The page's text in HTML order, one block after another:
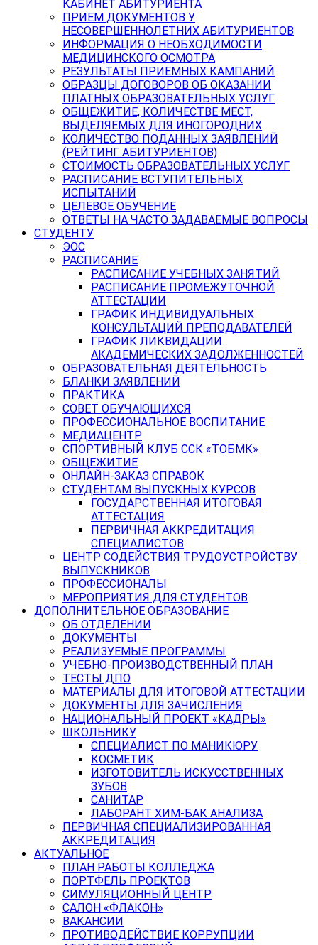
КАБИНЕТ АБИТУРИЕНТА
ПРИЕМ ДОКУМЕНТОВ У
НЕСОВЕРШЕННОЛЕТНИХ АБИТУРИЕНТОВ
ИНФОРМАЦИЯ О НЕОБХОДИМОСТИ
МЕДИЦИНСКОГО ОСМОТРА
РЕЗУЛЬТАТЫ ПРИЕМНЫХ КАМПАНИЙ
ОБРАЗЦЫ ДОГОВОРОВ ОБ ОКАЗАНИИ
ПЛАТНЫХ ОБРАЗОВАТЕЛЬНЫХ УСЛУГ
ОБЩЕЖИТИЕ, КОЛИЧЕСТВЕ МЕСТ,
ВЫДЕЛЯЕМЫХ ДЛЯ ИНОГОРОДНИХ
КОЛИЧЕСТВО ПОДАННЫХ ЗАЯВЛЕНИЙ
(РЕЙТИНГ АБИТУРИЕНТОВ)
СТОИМОСТЬ ОБРАЗОВАТЕЛЬНЫХ УСЛУГ
РАСПИСАНИЕ ВСТУПИТЕЛЬНЫХ
ИСПЫТАНИЙ
ЦЕЛЕВОЕ ОБУЧЕНИЕ
ОТВЕТЫ НА ЧАСТО ЗАДАВАЕМЫЕ ВОПРОСЫ
СТУДЕНТУ
ЭОС
РАСПИСАНИЕ
РАСПИСАНИЕ УЧЕБНЫХ ЗАНЯТИЙ
РАСПИСАНИЕ ПРОМЕЖУТОЧНОЙ
АТТЕСТАЦИИ
ГРАФИК ИНДИВИДУАЛЬНЫХ
КОНСУЛЬТАЦИЙ ПРЕПОДАВАТЕЛЕЙ
ГРАФИК ЛИКВИДАЦИИ
АКАДЕМИЧЕСКИХ ЗАДОЛЖЕННОСТЕЙ
ОБРАЗОВАТЕЛЬНАЯ ДЕЯТЕЛЬНОСТЬ
БЛАНКИ ЗАЯВЛЕНИЙ
ПРАКТИКА
СОВЕТ ОБУЧАЮЩИХСЯ
ПРОФЕССИОНАЛЬНОЕ ВОСПИТАНИЕ
МЕДИАЦЕНТР
СПОРТИВНЫЙ КЛУБ ССК «ТОБМК»
ОБЩЕЖИТИЕ
ОНЛАЙН-ЗАКАЗ СПРАВОК
СТУДЕНТАМ ВЫПУСКНЫХ КУРСОВ
ГОСУДАРСТВЕННАЯ ИТОГОВАЯ
АТТЕСТАЦИЯ
ПЕРВИЧНАЯ АККРЕДИТАЦИЯ
СПЕЦИАЛИСТОВ
ЦЕНТР СОДЕЙСТВИЯ ТРУДОУСТРОЙСТВУ
ВЫПУСКНИКОВ
ПРОФЕССИОНАЛЫ
МЕРОПРИЯТИЯ ДЛЯ СТУДЕНТОВ
ДОПОЛНИТЕЛЬНОЕ ОБРАЗОВАНИЕ
ОБ ОТДЕЛЕНИИ
ДОКУМЕНТЫ
РЕАЛИЗУЕМЫЕ ПРОГРАММЫ
УЧЕБНО-ПРОИЗВОДСТВЕННЫЙ ПЛАН
ТЕСТЫ ДПО
МАТЕРИАЛЫ ДЛЯ ИТОГОВОЙ АТТЕСТАЦИИ
ДОКУМЕНТЫ ДЛЯ ЗАЧИСЛЕНИЯ
НАЦИОНАЛЬНЫЙ ПРОЕКТ «КАДРЫ»
ШКОЛЬНИКУ
СПЕЦИАЛИСТ ПО МАНИКЮРУ
КОСМЕТИК
ИЗГОТОВИТЕЛЬ ИСКУССТВЕННЫХ
ЗУБОВ
САНИТАР
ЛАБОРАНТ ХИМ-БАК АНАЛИЗА
ПЕРВИЧНАЯ СПЕЦИАЛИЗИРОВАННАЯ
АККРЕДИТАЦИЯ
АКТУАЛЬНОЕ
ПЛАН РАБОТЫ КОЛЛЕДЖА
ПОРТФЕЛЬ ПРОЕКТОВ
СИМУЛЯЦИОННЫЙ ЦЕНТР
САЛОН «ФЛАКОН»
ВАКАНСИИ
ПРОТИВОДЕЙСТВИЕ КОРРУПЦИИ